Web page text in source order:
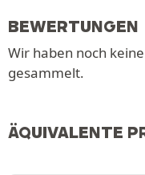
BEWERTUNGEN
Wir haben noch
gesammelt.
ÄQUIVALENTE